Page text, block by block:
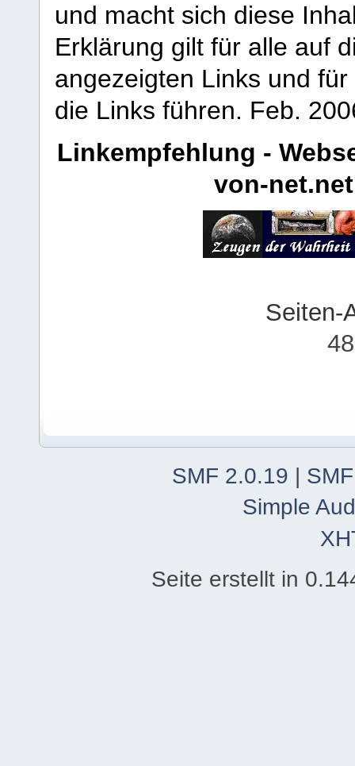
und macht sich diese
Erklärung gilt für alle auf
angezeigten Links und
die Links führen. Feb.
Linkempfehlung -
von-net.net
Seiten-
SMF 2.0.19 |
Simple
Seite erstellt in